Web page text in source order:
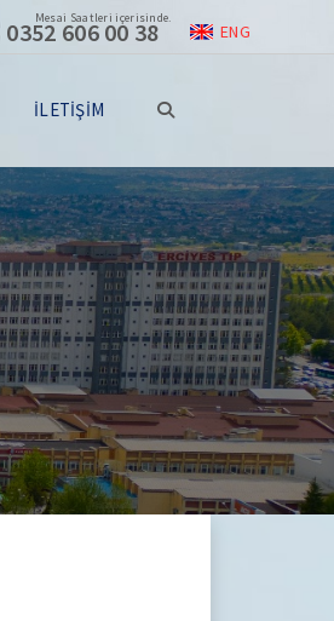
Mesai Saatleri içerisinde.
0352 606 00 38 ENG
İLETİŞİM